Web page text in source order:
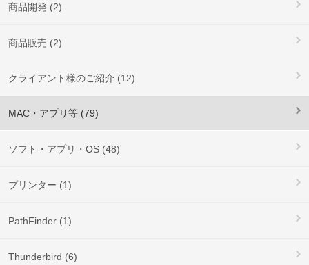
商品開発 (2)
商品販売 (2)
クライアント様のご紹介 (12)
MAC・アプリ等 (79)
ソフト・アプリ・OS (48)
プリンター (1)
PathFinder (1)
Thunderbird (6)